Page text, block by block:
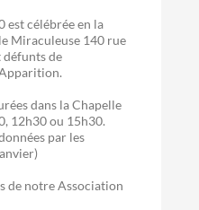
est célébrée en la
Miraculeuse 140 rue
défunts de
dans la Chapelle
12h30 ou 15h30.
par les
de notre Association